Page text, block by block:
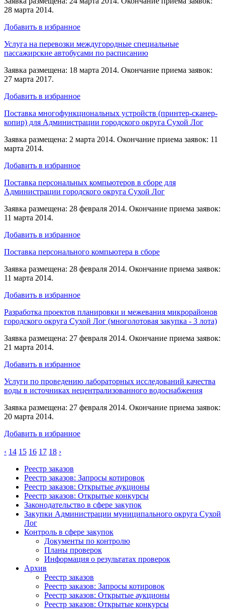
28 марта 2014.
Добавить в избранное
Услуга на перевозки междугородные специальные
пассажирские автобусами по расписанию
Заявка размещена: 18 марта 2014. Окончание приема заявок:
27 марта 2017.
Добавить в избранное
Поставка многофункциональных устройств (принтер-сканер-
копир) для Администрации городского округа Сухой Лог
Заявка размещена: 2 марта 2014. Окончание приема заявок: 11
марта 2014.
Добавить в избранное
Поставка персональных компьютеров в сборе для
Администрации городского округа Сухой Лог
Заявка размещена: 28 февраля 2014. Окончание приема заявок:
11 марта 2014.
Добавить в избранное
Поставка персонального компьютера в сборе
Заявка размещена: 28 февраля 2014. Окончание приема заявок:
11 марта 2014.
Добавить в избранное
Разработка проектов планировки и межевания микрорайонов
городского округа Сухой Лог (многолотовая закупка - 3 лота)
Заявка размещена: 27 февраля 2014. Окончание приема заявок:
21 марта 2014.
Добавить в избранное
Услуги по проведению лабораторных исследований качества
воды в источниках нецентрализованного водоснабжения
Заявка размещена: 27 февраля 2014. Окончание приема заявок:
20 марта 2014.
Добавить в избранное
‹ 14 15 16 17 18 ›
Реестр заказов
Реестр заказов: Запросы котировок
Реестр заказов: Открытые аукционы
Реестр заказов: Открытые конкурсы
Законодательство в сфере закупок
Закупки Администрации муниципального округа Сухой
Лог
Контроль в сфере закупок
Документы по контролю
Планы проверок
Информация о результатах проверок
Архив
Реестр заказов
Реестр заказов: Запросы котировок
Реестр заказов: Открытые аукционы
Реестр заказов: Открытые конкурсы